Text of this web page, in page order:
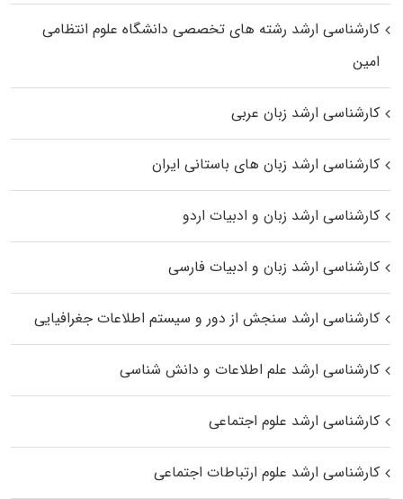
کارشناسی ارشد رﺷﺘﻪ ﻫﺎی تخصصی داﻧﺸﮕﺎه ﻋﻠﻮم انتظامی
اﻣﻴﻦ
کارشناسی ارشد زبان عربی
کارشناسی ارشد زبان‌ های باستانی ایران
کارشناسی ارشد زبان و ادبیات اردو
کارشناسی ارشد زبان و ادبیات فارسی
کارشناسی ارشد سنجش از دور و سیستم اطلاعات جغرافیایی
کارشناسی ارشد علم اطلاعات و دانش شناسی
کارشناسی ارشد علوم اجتماعی
کارشناسی ارشد علوم ارتباطات اجتماعی